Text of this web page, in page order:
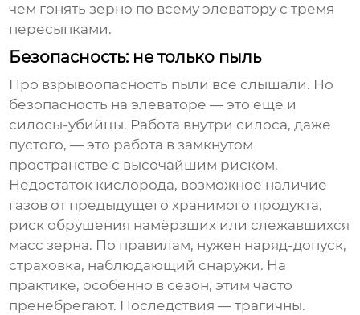
чем гонять зерно по всему элеватору с тремя
пересыпками.
Безопасность: не только пыль
Про взрывоопасность пыли все слышали. Но
безопасность наэлеваторе — это ещё и
силосы-убийцы. Работа внутри силоса, даже
пустого, — это работа в замкнутом
пространстве с высочайшим риском.
Недостаток кислорода, возможное наличие
газов от предыдущего хранимого продукта,
риск обрушения намёрзших или слежавшихся
масс зерна. По правилам, нужен наряд-допуск,
страховка, наблюдающий снаружи. На
практике, особенно в сезон, этим часто
пренебрегают. Последствия — трагичны.